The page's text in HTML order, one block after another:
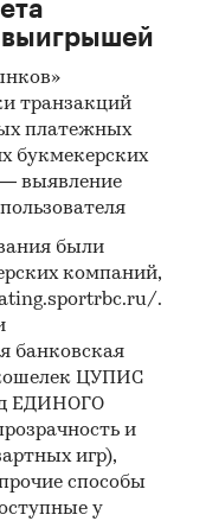
/ ... /
/
выигрышей
транзакций
платежных
букмекерских
выявление
были
компаний,
.
банковская
ЦУПИС
ЕДИНОГО
и
игр),
способы
у